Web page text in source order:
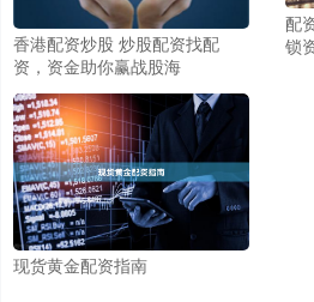
香港配资炒股 炒股配资找配
资，资金助你赢战股海
配
锁
现货黄金配资指南